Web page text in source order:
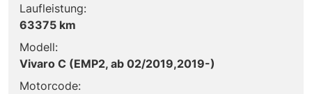
Laufleistung:
63375 km
Modell:
Vivaro C (EMP2, ab 02/2019,2019-)
Motorcode: